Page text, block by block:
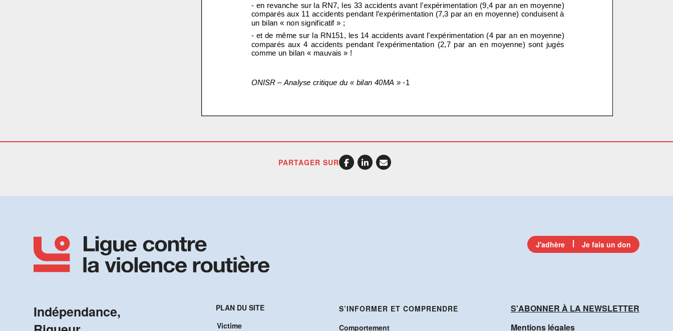
PARTAGER SUR
J'adhère Je fais un don
Indépendance,
PLAN DU SITE
Victime
S’INFORMER ET COMPRENDRE
Comportement
S'ABONNER À LA NEWSLETTER
Mentions légales